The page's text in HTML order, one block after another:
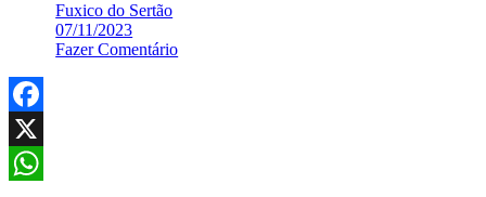
Fuxico do Sertão
07/11/2023
Fazer Comentário
Facebook
X